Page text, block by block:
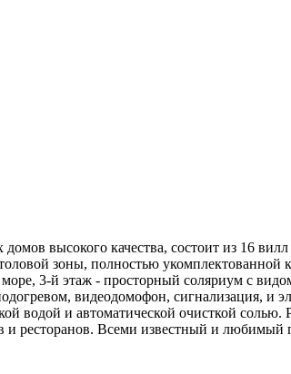
высокого качества, состоит из 16
зоны, полностью укомплектованной
3-й этаж - просторный соляриум с
видеодомофон, сигнализация, и
водой и автоматической очисткой
и ресторанов. Всеми известный и